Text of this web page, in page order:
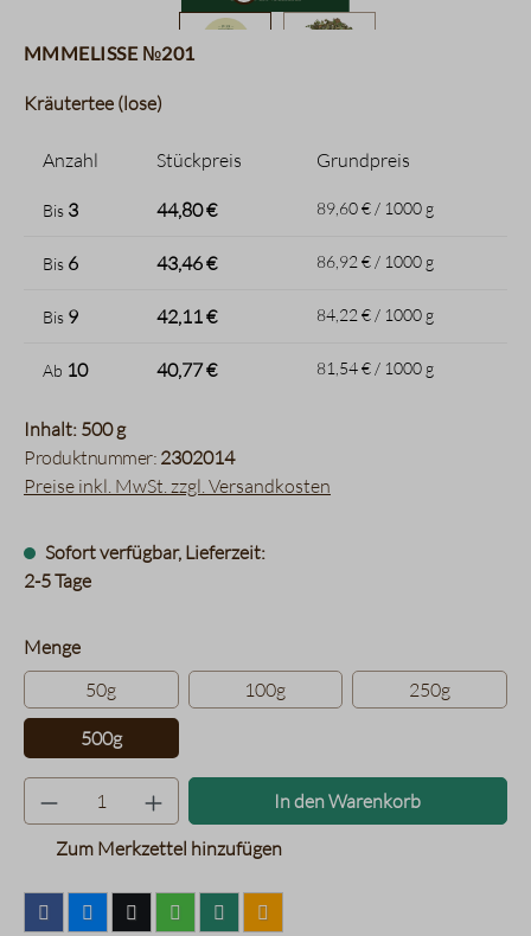
MMMelisse №201
Kräutertee (lose)
Anzahl Stückpreis Grundpreis
Bis 3 44,80 € 89,60 € / 1000 g
Bis 6 43,46 € 86,92 € / 1000 g
Bis 9 42,11 € 84,22 € / 1000 g
Ab 10 40,77 € 81,54 € / 1000 g
Inhalt: 500 g
Produktnummer: 2302014
Preise inkl. MwSt. zzgl. Versandkosten
Sofort verfügbar, Lieferzeit:
2-5 Tage
Mengeauswählen
50g
100g 250g
500g
Produkt Anzahl: Gib den
In den Warenkorb
Zum Merkzettel hinzufügen